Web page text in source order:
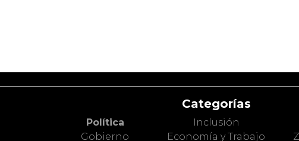
Categorías
Política
Gobierno
Inclusión
Economía y Trabajo